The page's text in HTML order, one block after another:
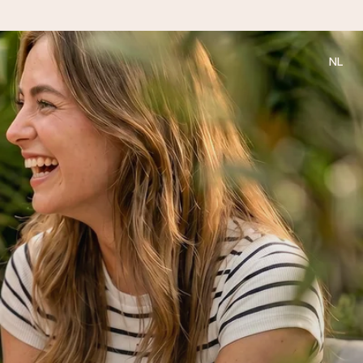
het het meeste betekent.
voor het moment.
NL